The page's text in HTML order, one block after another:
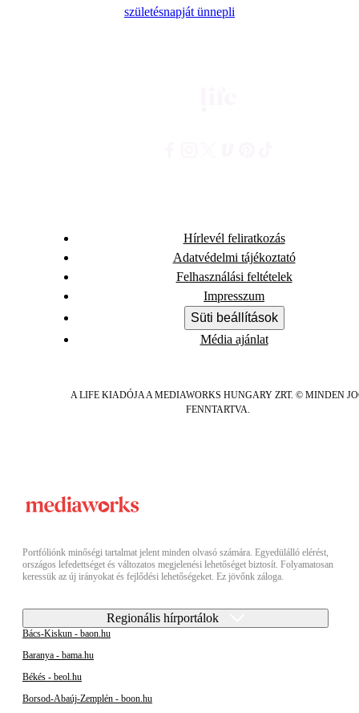
születésnapját ünnepli
Hírlevél feliratkozás
Adatvédelmi tájékoztató
Felhasználási feltételek
Impresszum
Süti beállítások
Média ajánlat
A LIFE KIADÓJA A MEDIAWORKS HUNGARY ZRT. © MINDEN
FENNTARTVA.
Portfóliónk minőségi tartalmat jelent minden olvasó számára. Egyedülálló elérést,
országos lefedettséget és változatos megjelenési lehetőséget biztosít. Folyamatosan
keressük az új irányokat és fejlődési lehetőségeket. Ez jövőnk záloga.
Regionális hírportálok
Bács-Kiskun - baon.hu
Baranya - bama.hu
Békés - beol.hu
Borsod-Abaúj-Zemplén - boon.hu